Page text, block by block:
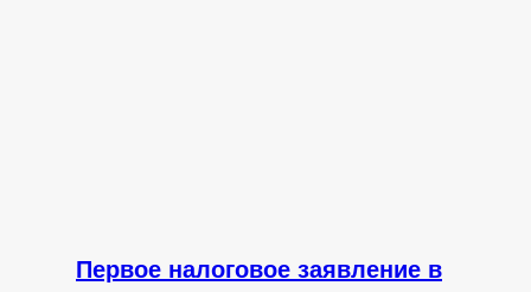
Первое налоговое заявление в